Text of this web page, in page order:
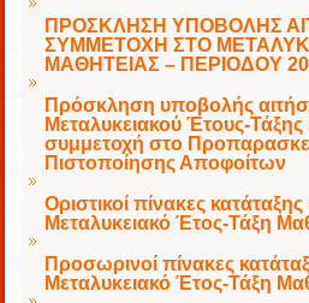
ΠΡΟΣΚΛΗΣΗ ΥΠΟΒΟΛΗΣ
ΣΥΜΜΕΤΟΧΗ ΣΤΟ
ΜΑΘΗΤΕΙΑΣ – ΠΕΡΙΟΔΟΥ
Πρόσκληση υποβολής
Μεταλυκειακού Έτους-Τάξης
συμμετοχή στο
Πιστοποίησης Αποφοίτων
Οριστικοί πίνακες
Μεταλυκειακό Έτος-Τάξη
Προσωρινοί πίνακες
Μεταλυκειακό Έτος-Τάξη